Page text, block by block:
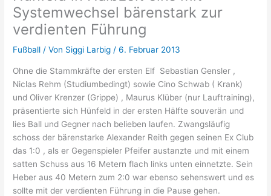
Systemwechsel bärenstark zur
verdienten Führung
Fußball / Von Siggi Larbig/6. Februar 2013
Ohne die Stammkräfte der ersten Elf Sebastian Gensler ,
Niclas Rehm (Studiumbedingt) sowie Cino Schwab ( Krank)
und Oliver Krenzer (Grippe) , Maurus Klüber (nur Lauftraining),
präsentierte sich Hünfeld in der ersten Hälfte souverän und
lies Ball und Gegner nach belieben laufen. Zwangsläufig
schoss der bärenstarke Alexander Reith gegen seinen Ex Club
das 1:0 , als er Gegenspieler Pfeifer austanzte und mit einem
satten Schuss aus 16 Metern flach links unten einnetzte. Sein
Heber aus 40 Metern zum 2:0 war ebenso sehenswert und es
sollte mit der verdienten Führung in die Pause gehen.